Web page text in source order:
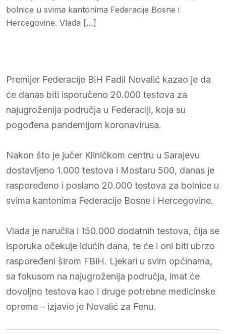
bolnice u svima kantonima Federacije Bosne i
Hercegovine. Vlada […]
Premijer Federacije BiH Fadil Novalić kazao je da
će danas biti isporučeno 20.000 testova za
najugroženija područja u Federaciji, koja su
pogođena pandemijom koronavirusa.
Nakon što je jučer Kliničkom centru u Sarajevu
dostavljeno 1.000 testova i Mostaru 500, danas je
raspoređeno i poslano 20.000 testova za bolnice u
svima kantonima Federacije Bosne i Hercegovine.
Vlada je naručila i 150.000 dodatnih testova, čija se
isporuka očekuje idućih dana, te će i oni biti ubrzo
raspoređeni širom FBiH. Ljekari u svim općinama,
sa fokusom na najugroženija područja, imat će
dovoljno testova kao i druge potrebne medicinske
opreme – izjavio je Novalić za Fenu.